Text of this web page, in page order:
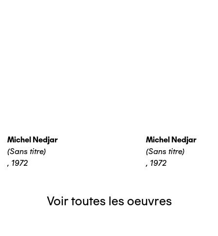
Michel Nedjar
(Sans titre)
, 1972
Michel Nedjar
(Sans titre)
, 1972
Voir toutes les oeuvres